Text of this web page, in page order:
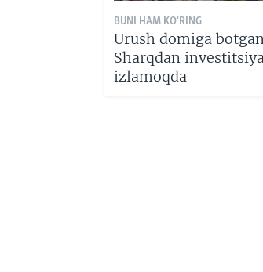
BUNI HAM KO'RING
Urush domiga
Sharqdan
izlamoqda